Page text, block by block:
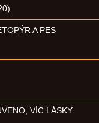
A PES
VÍC LÁSKY